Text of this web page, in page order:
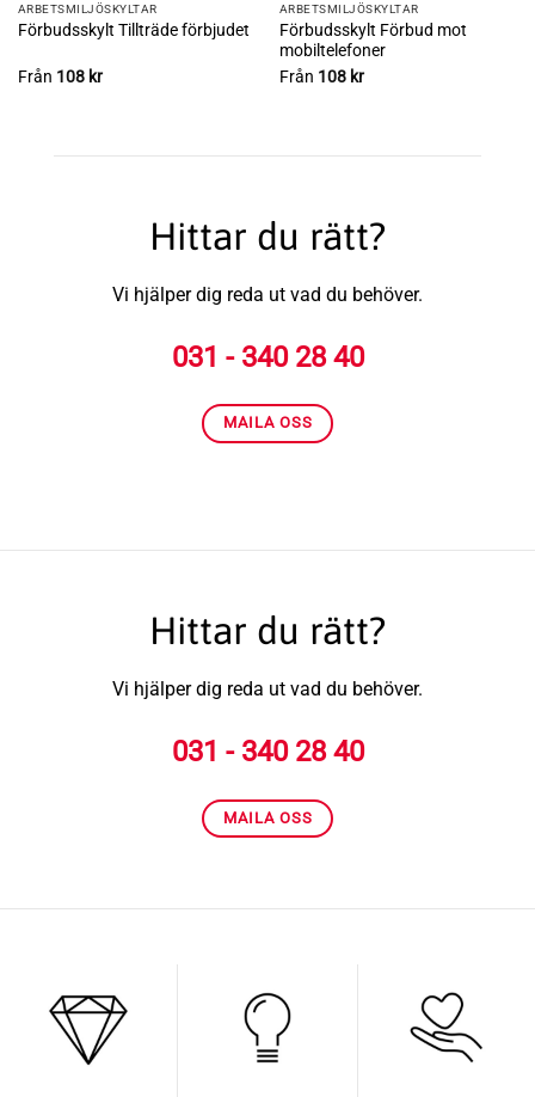
ARBETSMILJÖ­­SKYLTAR
Förbudsskylt Tillträde förbjudet
Från 108 kr
ARBETSMILJÖ­­SKYLTAR
Förbudsskylt Förbud mot
mobiltelefoner
Från 108 kr
Hittar du rätt?
Vi hjälper dig reda ut vad du behöver.
031 - 340 28 40
MAILA OSS
Hittar du rätt?
Vi hjälper dig reda ut vad du behöver.
031 - 340 28 40
MAILA OSS